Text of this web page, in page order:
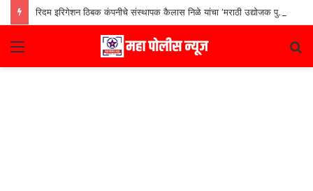
रिदम इरिगेशन ठिबक कंपनीचे संस्थापक कैलास निळे यांचा ‘मराठी उद्योजक पुरस्कार
Menu